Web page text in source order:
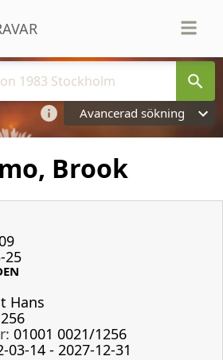
Avancerad sökning
Brook
25
Hans
01001 0021/1256
03-14 - 2027-12-31